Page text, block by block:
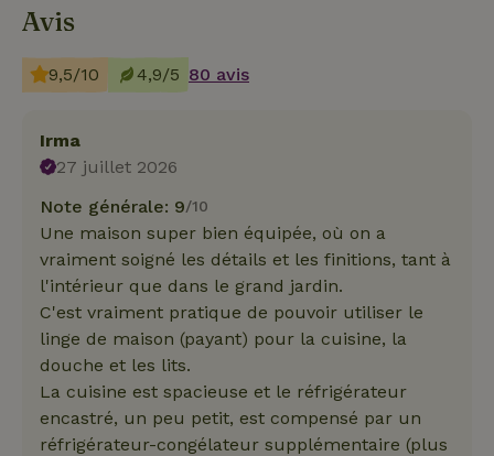
Avis
9,5/10 4,9/5 80 avis
Irma
27 juillet 2026
Note générale: 9/10
Une maison super bien équipée, où on a
vraiment soigné les détails et les finitions, tant à
l'intérieur que dans le grand jardin.
C'est vraiment pratique de pouvoir utiliser le
linge de maison (payant) pour la cuisine, la
douche et les lits.
La cuisine est spacieuse et le réfrigérateur
encastré, un peu petit, est compensé par un
réfrigérateur-congélateur supplémentaire (plus